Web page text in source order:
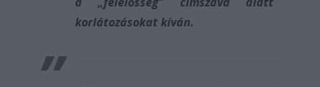
korlátozásokat kíván.